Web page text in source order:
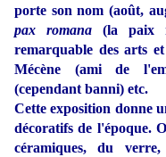
porte son nom (août,
pax romana (la paix
remarquable des arts
Mécène (ami de
(cependant banni) etc.
Cette exposition donne
décoratifs de l'époque.
céramiques, du